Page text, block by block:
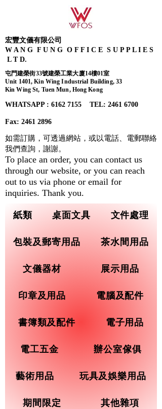
宏豐文儀有限公司
W A N G F U N G O F F I C E S U P P L I E S
L T D.
屯門建榮街33號建榮工業大廈14樓01室
Unit 1401, Kin Wing Industrial Building, 33
Kin Wing St, Tuen Mun, Hong Kong
WHATSAPP : 6162 7155​ TEL: 2461 6700
Fax: 2461 2896
紙類 桌面文具 文件處理
包裝及郵寄用品 茶水間用品
文儀器材 展示用品
印章及用品 電腦及配件
書簿類及配件 電子用品
電工五金 辦公室傢俱
藝術用品 玩具及娛樂用品
期間限定 其他雜項
如需訂購，可透過網站，或以電話、電郵聯絡
我們查詢， 謝謝。
To place an order, you can contact us
through our website, or you can reach
out to us via phone or email for
inquiries. Thank you.